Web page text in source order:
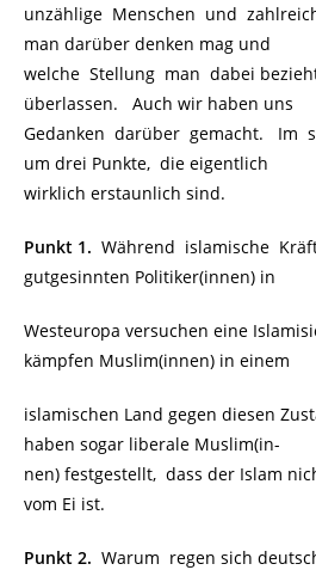
unzählige Menschen und
man darüber denken mag und
welche Stellung man dabei
überlassen. Auch wir haben uns
Gedanken darüber gemacht. Im
um drei Punkte, die eigentlich
wirklich erstaunlich sind.
Punkt 1. Während islamische
gutgesinnten Politiker(innen) in
Westeuropa versuchen eine
kämpfen Muslim(innen) in einem
islamischen Land gegen diesen
haben sogar liberale Muslim(in-
nen) festgestellt, dass der Islam
vom Ei ist.
Punkt 2. Warum regen sich